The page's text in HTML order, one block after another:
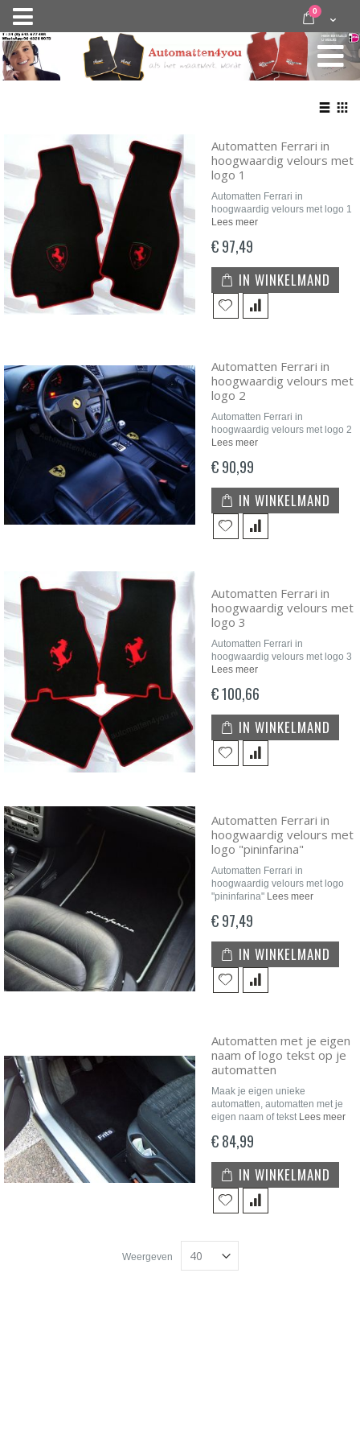
Nav
activeren
door
inhoud
Cart
0 items
Automatten Ferrari in
hoogwaardig velours met
logo 1
Automatten Ferrari in
hoogwaardig velours met logo 1
Lees meer
€ 97,49
IN WINKELMAND
Automatten Ferrari in
hoogwaardig velours met
logo 2
Automatten Ferrari in
hoogwaardig velours met logo 2
Lees meer
€ 90,99
IN WINKELMAND
Automatten Ferrari in
hoogwaardig velours met
logo 3
Automatten Ferrari in
hoogwaardig velours met logo 3
Lees meer
€ 100,66
IN WINKELMAND
Automatten Ferrari in
hoogwaardig velours met
logo "pininfarina"
Automatten Ferrari in
hoogwaardig velours met logo
"pininfarina" Lees meer
€ 97,49
IN WINKELMAND
Automatten met je eigen
naam of logo tekst op je
automatten
Maak je eigen unieke
automatten, automatten met je
eigen naam of tekst Lees meer
€ 84,99
IN WINKELMAND
Weergeven